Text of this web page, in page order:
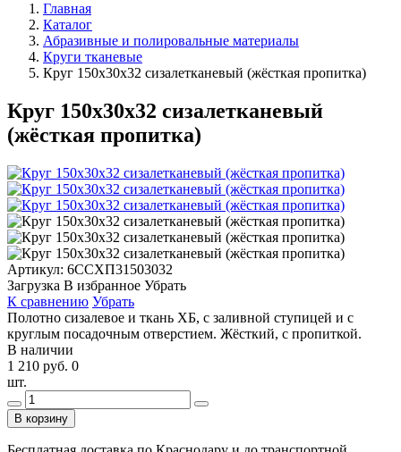
Главная
Каталог
Абразивные и полировальные материалы
Круги тканевые
Круг 150х30х32 сизалетканевый (жёсткая пропитка)
Круг 150х30х32 сизалетканевый
(жёсткая пропитка)
Артикул: 6ССХП31503032
Загрузка В избранное Убрать
К сравнению Убрать
Полотно сизалевое и ткань ХБ, с заливной ступицей и с
круглым посадочным отверстием. Жёсткий, с пропиткой.
В наличии
1 210 руб. 0
шт.
В корзину